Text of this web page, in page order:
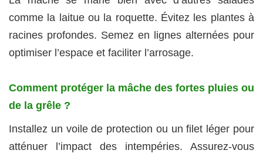
comme la laitue ou la roquette. Évitez les plantes à
racines profondes. Semez en lignes alternées pour
optimiser l’espace et faciliter l’arrosage.
Comment protéger la mâche des fortes pluies ou
de la grêle ?
Installez un voile de protection ou un filet léger pour
atténuer l’impact des intempéries. Assurez-vous